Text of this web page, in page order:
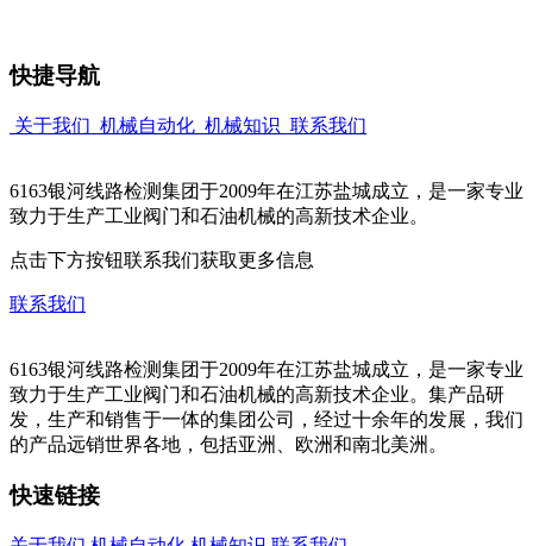
快捷导航
关于我们 机械自动化 机械知识 联系我们
6163银河线路检测集团于2009年在江苏盐城成立，是一家专业
致力于生产工业阀门和石油机械的高新技术企业。
点击下方按钮联系我们获取更多信息
联系我们
6163银河线路检测集团于2009年在江苏盐城成立，是一家专业
致力于生产工业阀门和石油机械的高新技术企业。集产品研
发，生产和销售于一体的集团公司，经过十余年的发展，我们
的产品远销世界各地，包括亚洲、欧洲和南北美洲。
快速链接